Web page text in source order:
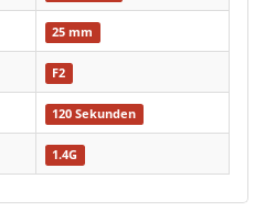
25 mm
F2
120 Sekunden
1.4G